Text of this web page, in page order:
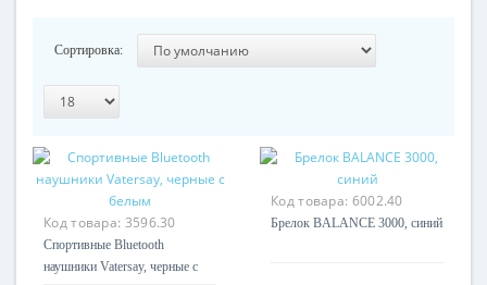
Сортировка:
Код товара: 3596.30
Cпортивные Bluetooth
наушники Vatersay, черные с
Код товара: 6002.40
Брелок BALANCE 3000, синий